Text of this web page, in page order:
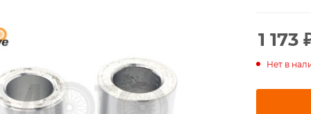
1 173
Нет в